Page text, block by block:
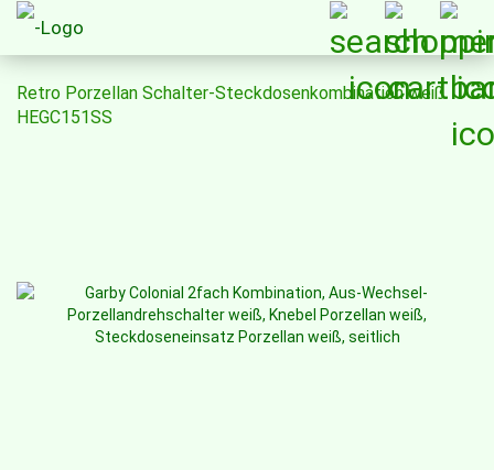
Retro Porzellan Schalter-Steckdosenkombination weiß
HEGC151SS